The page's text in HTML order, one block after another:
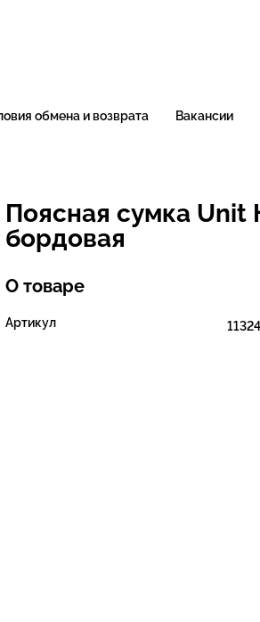
обмена и возврата Вакансии
Поясная сумка Unit
бордовая
О товаре
Артикул